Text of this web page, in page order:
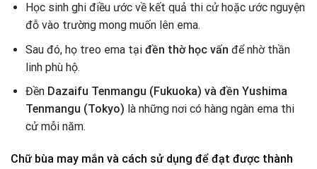
Học sinh ghi điều ước về kết quả thi cử hoặc ước nguyện
đỗ vào trường mong muốn lên ema.
Sau đó, họ treo ema tại đền thờ học vấn để nhờ thần
linh phù hộ.
Đền Dazaifu Tenmangu (Fukuoka) và đền Yushima
Tenmangu (Tokyo) là những nơi có hàng ngàn ema thi
cử mỗi năm.
Chữ bùa may mắn và cách sử dụng để đạt được thành